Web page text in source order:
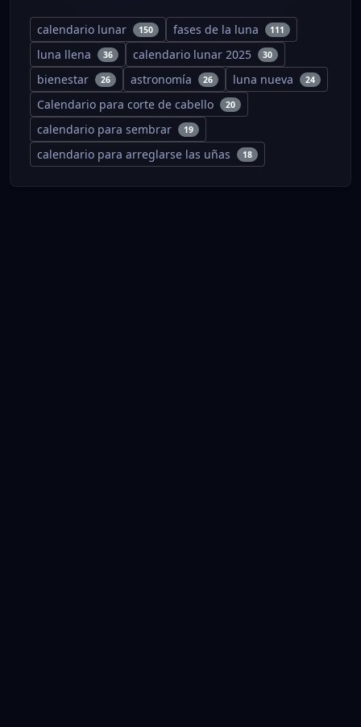
calendario lunar 150 fases de la luna 111
luna llena 36 calendario lunar 2025 30
bienestar 26 astronomía 26 luna nueva 24
Calendario para corte de cabello 20
calendario para sembrar 19
calendario para arreglarse las uñas 18